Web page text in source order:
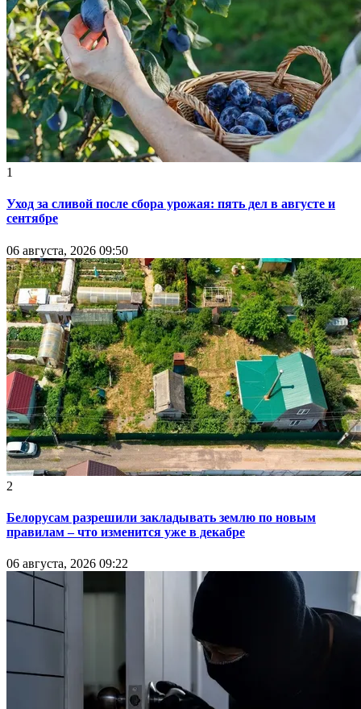
1
Уход за сливой после сбора урожая: пять дел в августе и
сентябре
06 августа, 2026 09:50
2
Белорусам разрешили закладывать землю по новым
правилам – что изменится уже в декабре
06 августа, 2026 09:22